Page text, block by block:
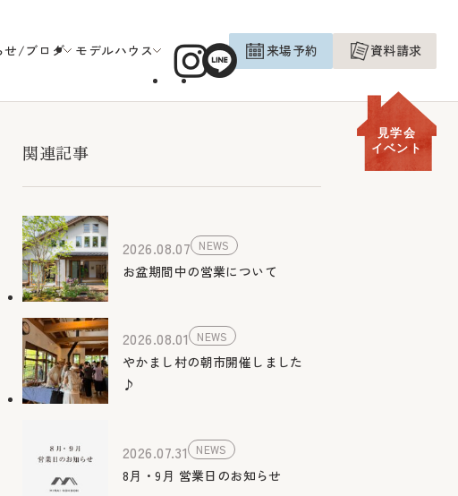
せ/ブログ モデルハウス 来場予約 資料請求
見学会
イベント
関連記事
2026.08.07 NEWS
お盆期間中の営業について
2026.08.01 NEWS
やかまし村の朝市開催しました
♪
2026.07.31 NEWS
8月・9月 営業日のお知らせ